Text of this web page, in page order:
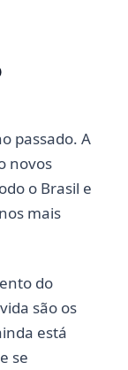
passado. A
novos
o Brasil e
mais
do
são os
está
se